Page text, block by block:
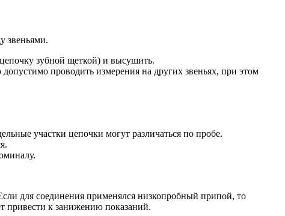
звеньями.
зубной щеткой) и высушить.
проводить измерения на других звеньях, при этом
участки цепочки могут различаться по пробе.
для соединения применялся низкопробный припой, то
привести к занижению показаний.